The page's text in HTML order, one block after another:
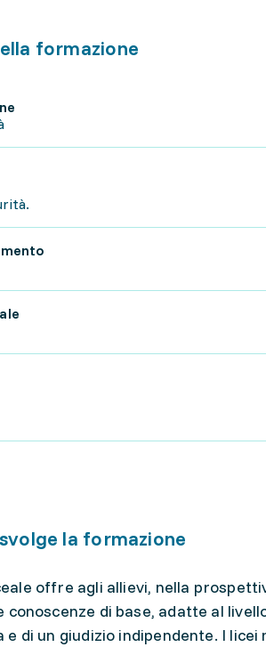
formazione
la formazione
offre agli allievi, nella
conoscenze di base, adatte al
di un giudizio indipendente. I